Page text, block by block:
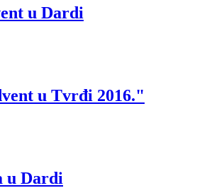
u Dardi
u Tvrđi 2016."
u Dardi